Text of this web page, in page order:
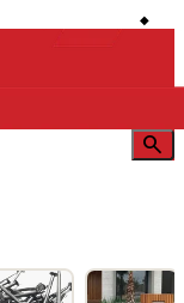
em até 5x sem juros local_shipping
search